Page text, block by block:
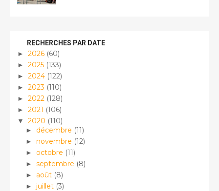
RECHERCHES PAR DATE
► 2026 (60)
► 2025 (133)
► 2024 (122)
► 2023 (110)
► 2022 (128)
► 2021 (106)
▼ 2020 (110)
► décembre (11)
► novembre (12)
► octobre (11)
► septembre (8)
► août (8)
► juillet (3)